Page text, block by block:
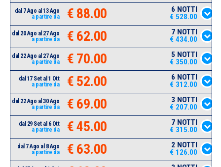
dal 7 Ago al 13 Ago
a partire da
€ 88.00
6 NOTTI
€ 528.00
dal 20 Ago al 27 Ago
a partire da
€ 62.00
7 NOTTI
€ 434.00
dal 22 Ago al 27 Ago
a partire da
€ 70.00
5 NOTTI
€ 350.00
dal 17 Set al 1 Ott
a partire da
€ 52.00
6 NOTTI
€ 312.00
dal 22 Ago al 30 Ago
a partire da
€ 69.00
3 NOTTI
€ 207.00
dal 29 Set al 6 Ott
a partire da
€ 45.00
7 NOTTI
€ 315.00
dal 7 Ago al 8 Ago
a partire da
€ 63.00
2 NOTTI
€ 126.00